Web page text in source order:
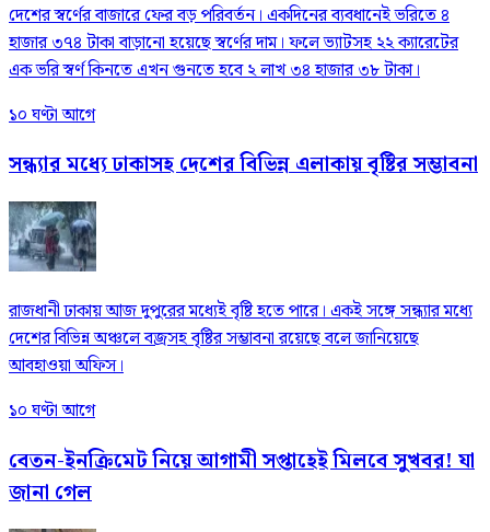
দেশের স্বর্ণের বাজারে ফের বড় পরিবর্তন। একদিনের ব্যবধানেই ভরিতে ৪
হাজার ৩৭৪ টাকা বাড়ানো হয়েছে স্বর্ণের দাম। ফলে ভ্যাটসহ ২২ ক্যারেটের
এক ভরি স্বর্ণ কিনতে এখন গুনতে হবে ২ লাখ ৩৪ হাজার ৩৮ টাকা।
১০ ঘণ্টা আগে
সন্ধ্যার মধ্যে ঢাকাসহ দেশের বিভিন্ন এলাকায় বৃষ্টির সম্ভাবনা
রাজধানী ঢাকায় আজ দুপুরের মধ্যেই বৃষ্টি হতে পারে। একই সঙ্গে সন্ধ্যার মধ্যে
দেশের বিভিন্ন অঞ্চলে বজ্রসহ বৃষ্টির সম্ভাবনা রয়েছে বলে জানিয়েছে
আবহাওয়া অফিস।
১০ ঘণ্টা আগে
বেতন-ইনক্রিমেট নিয়ে আগামী সপ্তাহেই মিলবে সুখবর! যা
জানা গেল